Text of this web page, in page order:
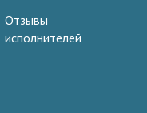
Отзывы
исполнителей